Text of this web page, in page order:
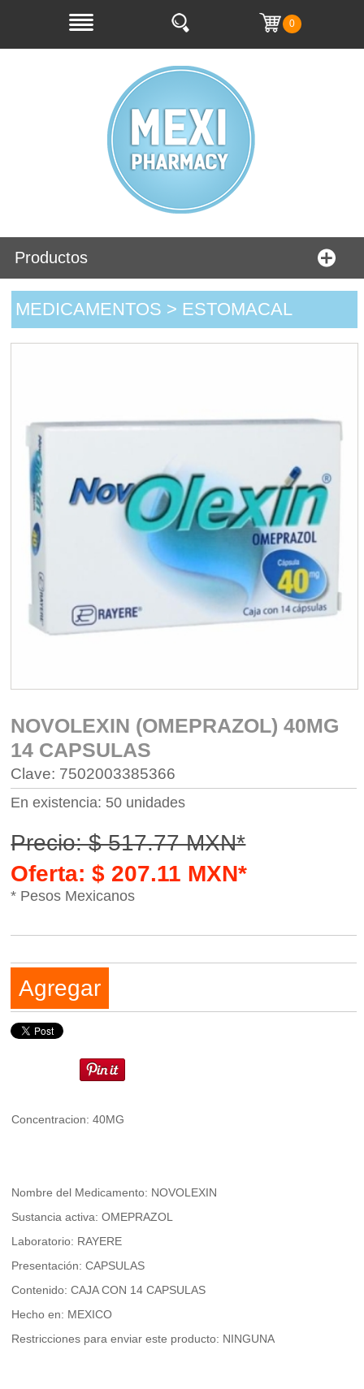
0
Productos
MEDICAMENTOS > ESTOMACAL
NOVOLEXIN (OMEPRAZOL) 40MG
14 CAPSULAS
Clave: 7502003385366
En existencia: 50 unidades
Precio: $ 517.77 MXN*
Oferta: $ 207.11 MXN*
* Pesos Mexicanos
Agregar
Concentracion: 40MG
Nombre del Medicamento: NOVOLEXIN
Sustancia activa: OMEPRAZOL
Laboratorio: RAYERE
Presentación: CAPSULAS
Contenido: CAJA CON 14 CAPSULAS
Hecho en: MEXICO
Restricciones para enviar este producto: NINGUNA